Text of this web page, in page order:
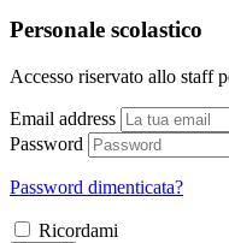
Personale scolastico
Accesso riservato allo staff
Email address
Password
Password dimenticata?
Ricordami